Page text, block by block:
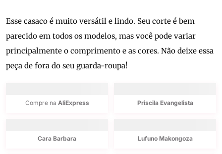
Esse casaco é muito versátil e lindo. Seu corte é bem
parecido em todos os modelos, mas você pode variar
principalmente o comprimento e as cores. Não deixe essa
peça de fora do seu guarda-roupa!
Compre na AliExpress Priscila Evangelista
Cara Barbara Lufuno Makongoza